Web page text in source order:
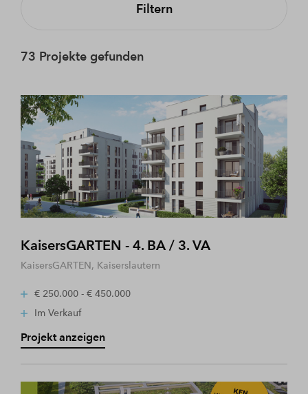
Filtern
73 Projekte gefunden
KaisersGARTEN - 4. BA / 3. VA
KaisersGARTEN, Kaiserslautern
€ 250.000 - € 450.000
Im Verkauf
Projekt anzeigen